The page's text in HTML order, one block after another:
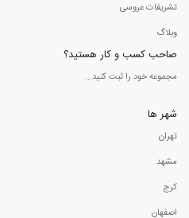
تشریفات عروسی
وبلاگ
صاحب کسب و کار هستید؟
مجموعه خود را ثبت کنید...
شهر ها
تهران
مشهد
کرج
اصفهان